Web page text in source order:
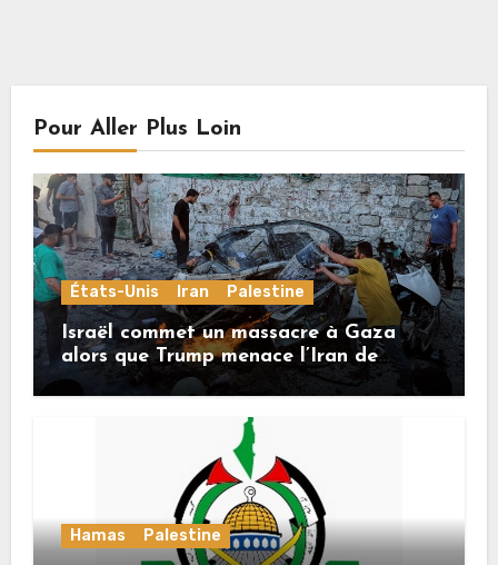
Pour Aller Plus Loin
États-Unis Iran Palestine
Israël commet un massacre à Gaza
alors que Trump menace l’Iran de
«décapitation»
Hamas Palestine